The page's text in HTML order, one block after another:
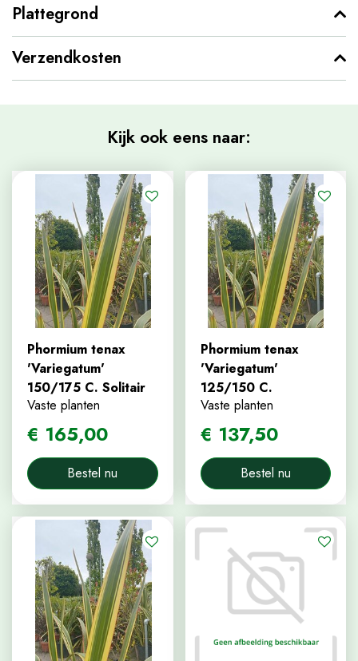
Plattegrond
Verzendkosten
Kijk ook eens naar:
Phormium tenax
'Variegatum'
150/175 C. Solitair
Vaste planten
€ 165,00
Bestel nu
Phormium tenax
'Variegatum'
125/150 C.
Vaste planten
€ 137,50
Bestel nu